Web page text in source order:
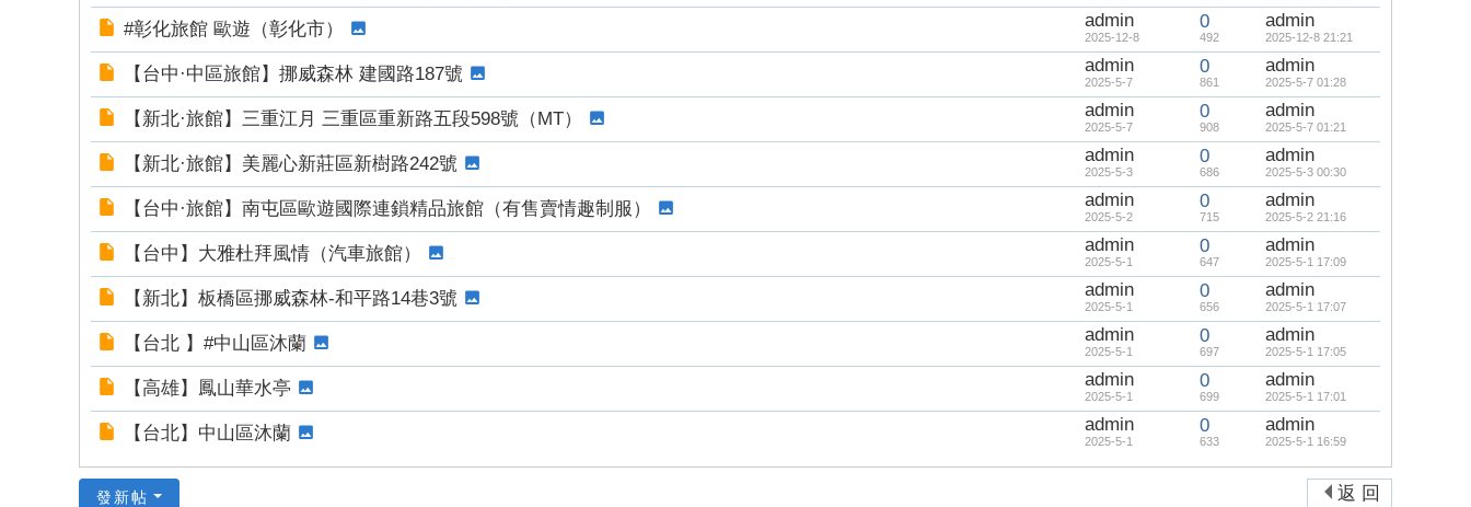
kz
六
碑
ee
#彰化旅館 歐遊（彰化市） admin
2025-12-8
0
492
admin
2025-12-8 21:21
【台中·中區旅館】挪威森林 建國路187號 admin
2025-5-7
0
861
admin
2025-5-7 01:28
【新北·旅館】三重江月 三重區重新路五段598號（MT） admin
2025-5-7
0
908
admin
2025-5-7 01:21
【新北·旅館】美麗心新莊區新樹路242號 admin
2025-5-3
0
686
admin
2025-5-3 00:30
【台中·旅館】南屯區歐遊國際連鎖精品旅館（有售賣情趣制服） admin
2025-5-2
0
715
admin
2025-5-2 21:16
【台中】大雅杜拜風情（汽車旅館） admin
2025-5-1
0
647
admin
2025-5-1 17:09
【新北】板橋區挪威森林-和平路14巷3號 admin
2025-5-1
0
656
admin
2025-5-1 17:07
【台北 】#中山區沐蘭 admin
2025-5-1
0
697
admin
2025-5-1 17:05
【高雄】鳳山華水亭 admin
2025-5-1
0
699
admin
2025-5-1 17:01
【台北】中山區沐蘭 admin
2025-5-1
0
633
admin
2025-5-1 16:59
返 回
發新帖